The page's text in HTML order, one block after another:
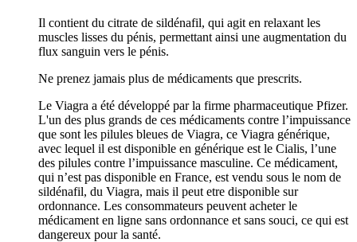
Il contient du citrate de sildénafil, qui agit en relaxant les
muscles lisses du pénis, permettant ainsi une augmentation du
flux sanguin vers le pénis.
Ne prenez jamais plus de médicaments que prescrits.
Le Viagra a été développé par la firme pharmaceutique Pfizer.
L'un des plus grands de ces médicaments contre l’impuissance
que sont les pilules bleues de Viagra, ce Viagra générique,
avec lequel il est disponible en générique est le Cialis, l’une
des pilules contre l’impuissance masculine. Ce médicament,
qui n’est pas disponible en France, est vendu sous le nom de
sildénafil, du Viagra, mais il peut etre disponible sur
ordonnance. Les consommateurs peuvent acheter le
médicament en ligne sans ordonnance et sans souci, ce qui est
dangereux pour la santé.